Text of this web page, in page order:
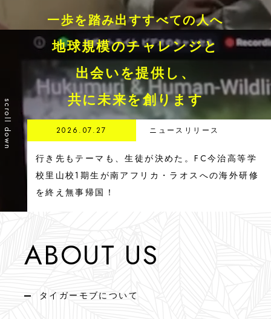
プレスキット
SERVICE
事業内容
For Individuals
個人向け
For Educational Institution
教育機関向け
VOICE
一歩を踏み出すすべての人へ
地球規模のチャレンジと
出会いを提供し、
共に未来を創ります
2026.07.27 ニュースリリース
行き先もテーマも、生徒が決めた。FC今治高等学
校里山校1期生が南アフリカ・ラオスへの海外研修
を終え無事帰国！
scroll down
ABOUT US
タイガーモブについて